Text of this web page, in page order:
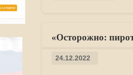
«Осторожно:
24.12.2022